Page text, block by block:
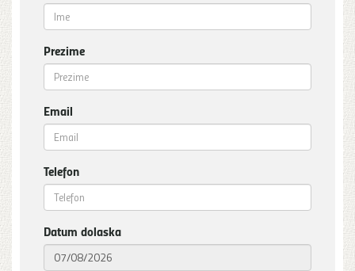
Prezime
Email
Telefon
Datum dolaska